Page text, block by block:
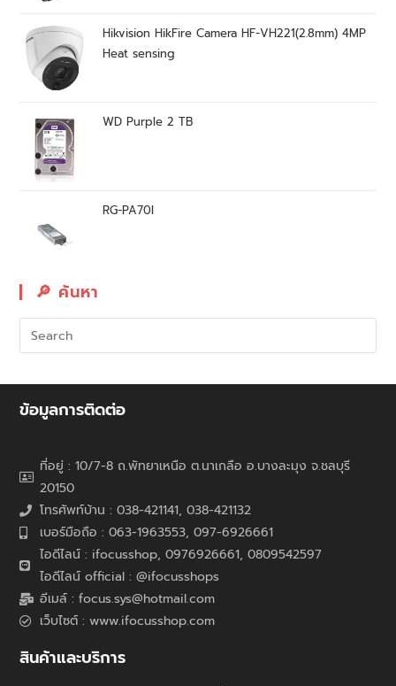
Hikvision HikFire Camera HF-VH221(2.8mm) 4MP
Heat sensing
WD Purple 2 TB
RG-PA70I
🔎︎ ค้นหา
ข้อมูลการติดต่อ
ที่อยู่ : 10/7-8 ถ.พัทยาเหนือ ต.นาเกลือ อ.บางละมุง จ.ชลบุรี
20150
โทรศัพท์บ้าน : 038-421141, 038-421132
เบอร์มือถือ : 063-1963553, 097-6926661
ไอดีไลน์ : ifocusshop, 0976926661, 0809542597
ไอดีไลน์ official : @ifocusshops
อีเมล์ : focus.sys@hotmail.com
เว็บไซต์ : www.ifocusshop.com
สินค้าและบริการ